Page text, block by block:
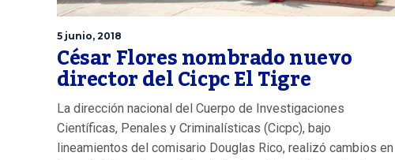
5 junio, 2018
César Flores nombrado nuevo
director del Cicpc El Tigre
La dirección nacional del Cuerpo de Investigaciones
Científicas, Penales y Criminalísticas (Cicpc), bajo
lineamientos del comisario Douglas Rico, realizó cambios en